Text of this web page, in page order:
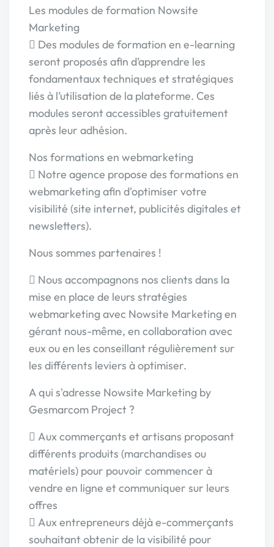
Les modules de formation Nowsite
Marketing
 Des modules de formation en e-learning
seront proposés afin d’apprendre les
fondamentaux techniques et stratégiques
liés à l’utilisation de la plateforme. Ces
modules seront accessibles gratuitement
après leur adhésion.
Nos formations en webmarketing
 Notre agence propose des formations en
webmarketing afin d'optimiser votre
visibilité (site internet, publicités digitales et
newsletters).
Nous sommes partenaires !
 Nous accompagnons nos clients dans la
mise en place de leurs stratégies
webmarketing avec Nowsite Marketing en
gérant nous-même, en collaboration avec
eux ou en les conseillant régulièrement sur
les différents leviers à optimiser.
A qui s'adresse Nowsite Marketing by
Gesmarcom Project ?
 Aux commerçants et artisans proposant
différents produits (marchandises ou
matériels) pour pouvoir commencer à
vendre en ligne et communiquer sur leurs
offres
 Aux entrepreneurs déjà e-commerçants
souhaitant obtenir de la visibilité pour